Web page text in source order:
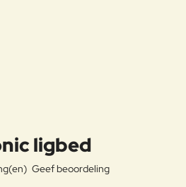
ligbed
Geef beoordeling